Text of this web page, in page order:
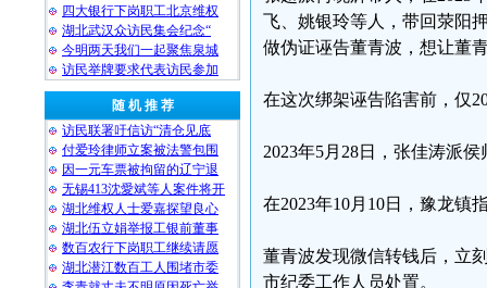
四大银行下岗职工北京维权
湖北武汉众访民集会纪念“
今明两天我们一起聚焦泉城
访民举牌要求代表访民参加
随 机 推 荐
访民联署吁信访“清仓见底
付爱玲律师立案被法警包围
因一元车票被拘留的辽宁退
无锡413沈愛斌等人案件将开
湖北维权人士爱嘉探望良心
湖北伍立娟举报工银前董事
数百农行下岗职工继续请愿
湖北潜江数百工人围堵市委
飞、姚银玲等人，带回荥阳
做伪证诬告董青波，想让董
在这次绑架诬告陷害前，仅
2023年5月28日，张佳涛派
在2023年10月10日，豫龙镇
董青波发现微信转钱后，立
市纪委工作人员处置。